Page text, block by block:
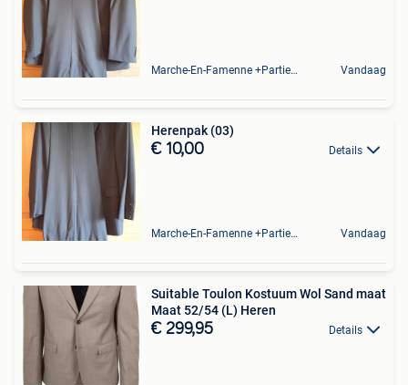
Marche-En-Famenne +Partie De Baillonville Et Noiseux Vandaag
Herenpak (03)
€ 10,00 Details
Marche-En-Famenne +Partie De Baillonville Et Noiseux Vandaag
Suitable Toulon Kostuum Wol Sand maat
Maat 52/54 (L) Heren
€ 299,95 Details